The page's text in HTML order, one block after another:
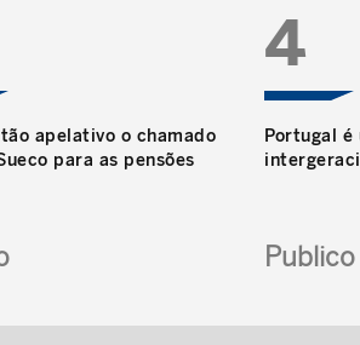
tão apelativo o chamado
para as pensões
4
Portugal é
Publico